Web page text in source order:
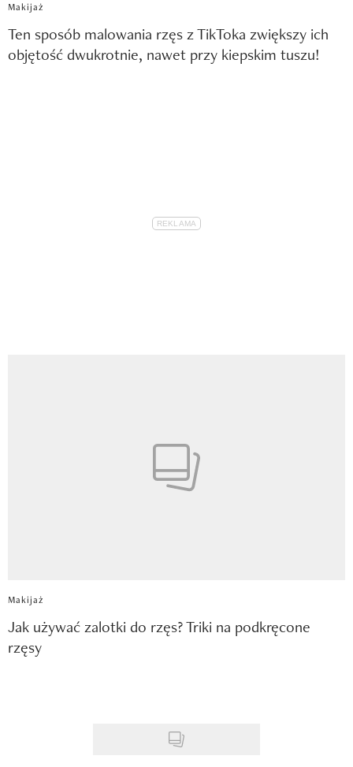
Makijaż
Ten sposób malowania rzęs z TikToka zwiększy ich
objętość dwukrotnie, nawet przy kiepskim tuszu!
Makijaż
Jak używać zalotki do rzęs? Triki na podkręcone
rzęsy